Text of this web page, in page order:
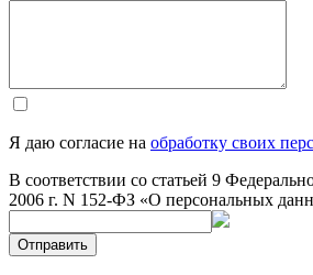
Я даю согласие на обработку своих
В соответствии со статьей 9
2006 г. N 152-ФЗ «О персональных
Отправить